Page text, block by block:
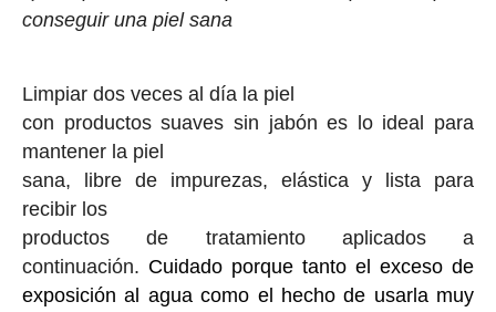
conseguir una piel sana
Limpiar dos veces al día la piel
con productos suaves sin jabón es lo ideal para
mantener la piel
sana, libre de impurezas, elástica y lista para
recibir los
productos de tratamiento aplicados a
continuación. Cuidado porque tanto el exceso de
exposición al agua como el hecho de usarla muy